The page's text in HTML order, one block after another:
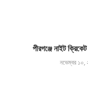
পীরগঞ্জে নাইট ক্রিকেট
নভেম্বর ১০,